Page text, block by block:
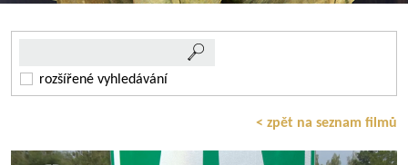
rozšířené vyhledávání
< zpět na seznam filmů